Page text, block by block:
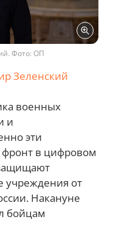
Фото: ОП
Зеленский
военных
и
эти
в цифровом
учреждения от
Накануне
бойцам